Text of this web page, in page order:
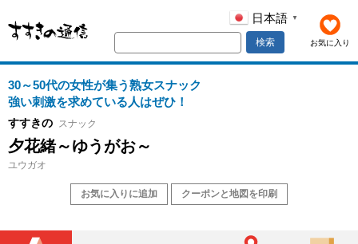
お気に入り
日本語 ▼
検索
30～50代の女性が集う熟女スナック
強い刺激を求めている人はぜひ！
すすきの スナック
夕花緒～ゆうがお～
ユウガオ
お気に入りに追加 クーポンと地図を印刷